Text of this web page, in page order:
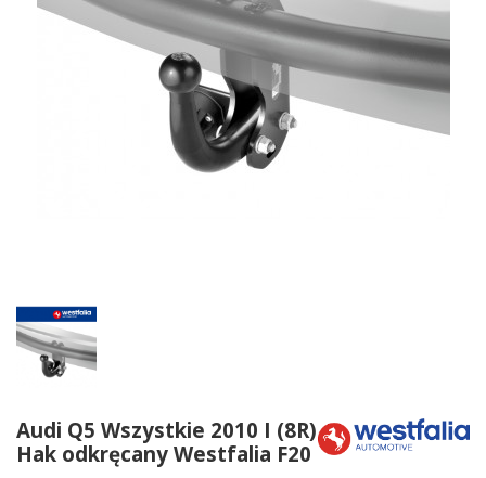
Audi Q5 Wszystkie 2010 I (8R)
Hak odkręcany Westfalia F20